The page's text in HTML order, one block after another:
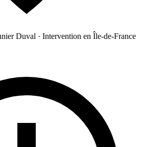
Duval · Intervention en Île-de-France